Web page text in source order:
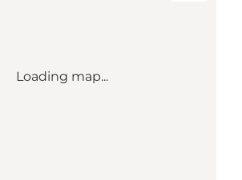
Loading map...